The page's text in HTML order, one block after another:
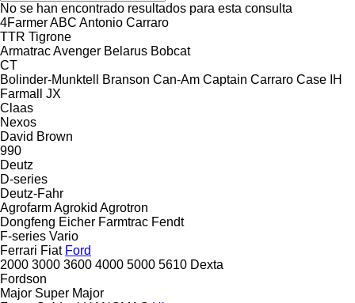
No se han encontrado resultados para esta consulta
4FarmerABC Antonio Carraro
TTR Tigrone
ArmatracAvenger Belarus Bobcat
CT
Bolinder-Munktell
Branson Can-Am Captain Carraro Case IH
Farmall
JX
Claas
Nexos
David Brown
990
Deutz
D-series
Deutz-Fahr
AgrofarmAgrokid Agrotron
Dongfeng Eicher Farmtrac Fendt
F-series Vario
Ferrari Fiat Ford
2000 3000 3600 4000 5000 5610 Dexta
Fordson
Major Super Major